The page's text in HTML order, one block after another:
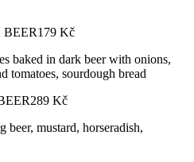
179 Kč
baked in dark beer with onions,
tomatoes, sourdough bread
289 Kč
mustard, horseradish,